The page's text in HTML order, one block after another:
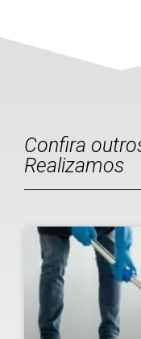
Confira
Realizamos